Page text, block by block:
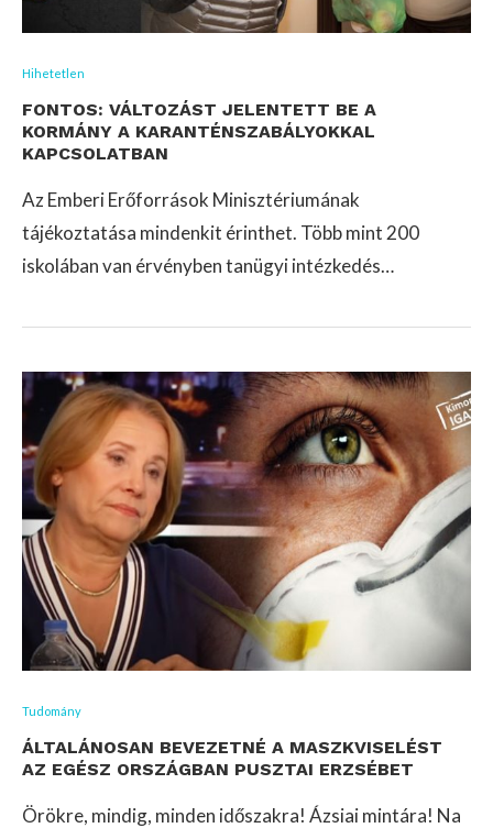
Hihetetlen
FONTOS: VÁLTOZÁST JELENTETT BE A
KORMÁNY A KARANTÉNSZABÁLYOKKAL
KAPCSOLATBAN
Az Emberi Erőforrások Minisztériumának
tájékoztatása mindenkit érinthet. Több mint 200
iskolában van érvényben tanügyi intézkedés…
Tudomány
ÁLTALÁNOSAN BEVEZETNÉ A MASZKVISELÉST
AZ EGÉSZ ORSZÁGBAN PUSZTAI ERZSÉBET
Örökre, mindig, minden időszakra! Ázsiai mintára! Na